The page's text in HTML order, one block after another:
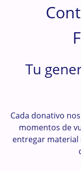
Tu
Cada donativo
momentos de
entregar